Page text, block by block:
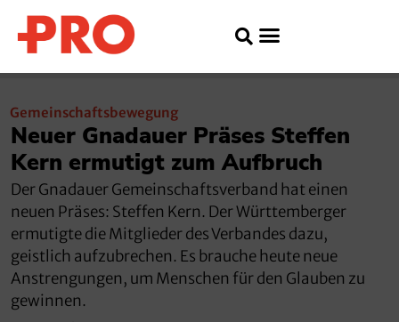
Gemeinschaftsbewegung
Neuer Gnadauer Präses Steffen
Kern ermutigt zum Aufbruch
Der Gnadauer Gemeinschaftsverband hat einen
neuen Präses: Steffen Kern. Der Württemberger
ermutigte die Mitglieder des Verbandes dazu,
geistlich aufzubrechen. Es brauche heute neue
Anstrengungen, um Menschen für den Glauben zu
gewinnen.